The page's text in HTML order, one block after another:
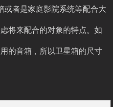
或者是家庭影院系统等配合大
将来配合的对象的特点。如
的音箱，所以卫星箱的尺寸